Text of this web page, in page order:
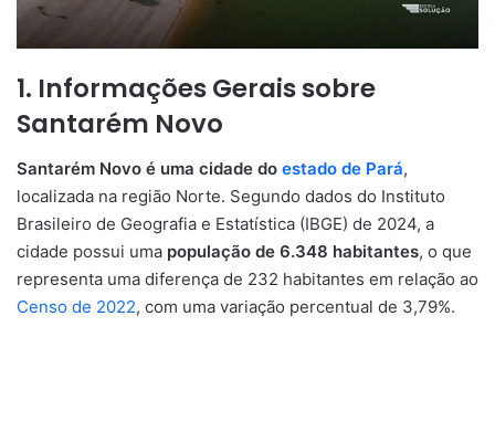
1. Informações Gerais sobre
Santarém Novo
Santarém Novo é uma cidade do estado de Pará,
localizada na região Norte. Segundo dados do Instituto
Brasileiro de Geografia e Estatística (IBGE) de 2024, a
cidade possui uma população de 6.348 habitantes, o que
representa uma diferença de 232 habitantes em relação ao
Censo de 2022, com uma variação percentual de 3,79%.